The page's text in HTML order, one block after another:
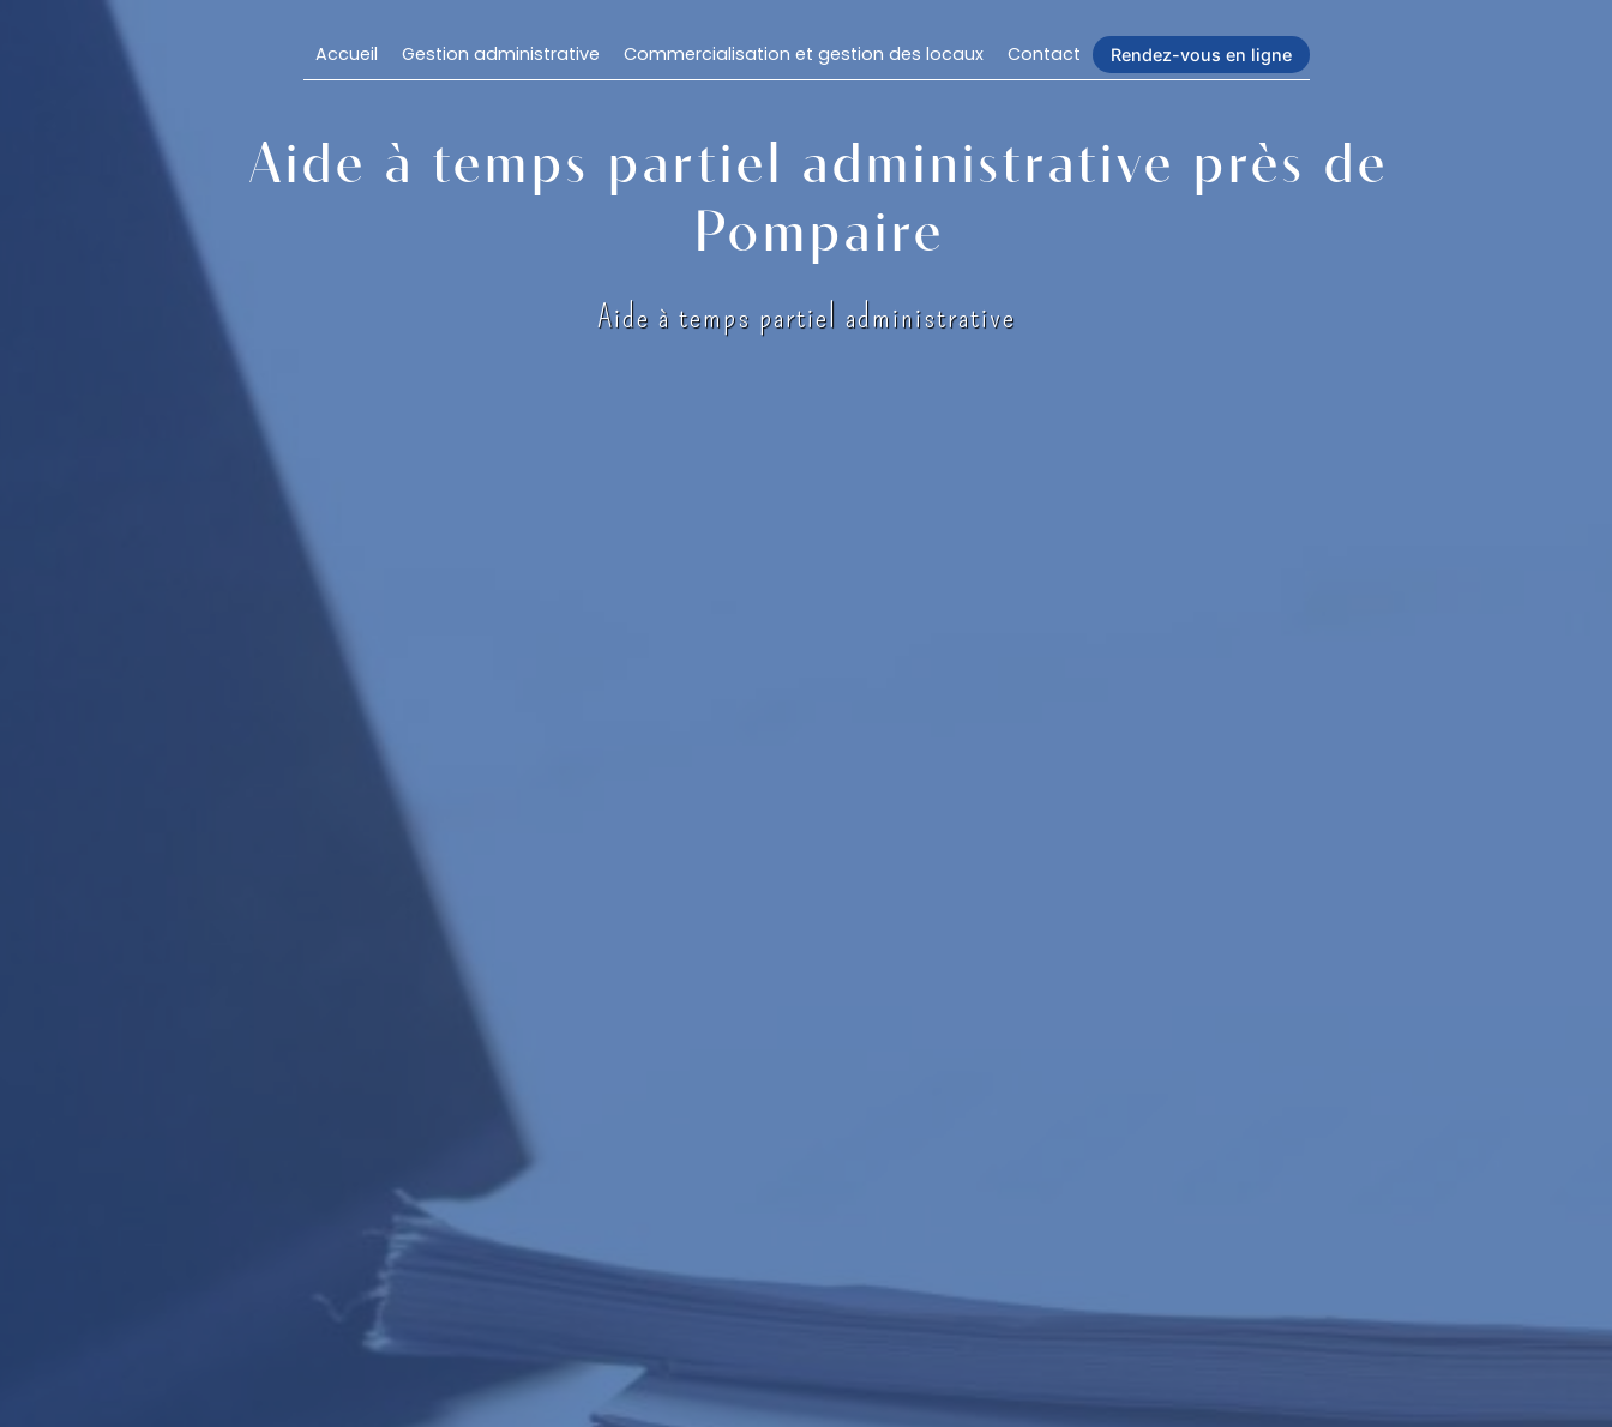
Accueil Gestion administrative Commercialisation et gestion des locaux Contact Rendez-vous en ligne
Aide à temps partiel administrative près de
Pompaire
Aide à temps partiel administrative
Panneau de gestion des cookies